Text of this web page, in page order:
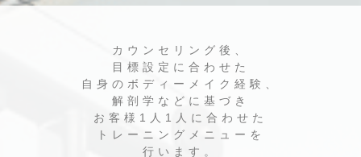
カウンセリング後、
目標設定に合わせた
自身のボディーメイク経験、
解剖学などに基づき
お客様1人1人に合わせた
トレーニングメニューを
行います。